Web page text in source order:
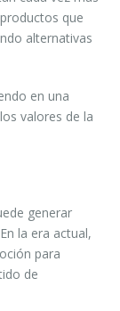
que
alternativas
en una
valores de la
generar
la era actual,
para
de